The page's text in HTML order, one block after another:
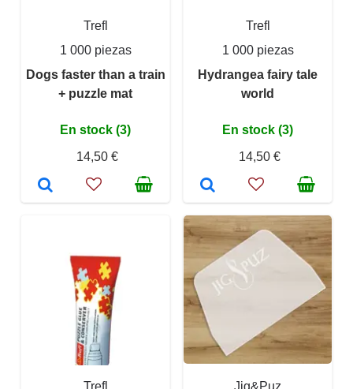
Trefl
1 000 piezas
Dogs faster than a train
+ puzzle mat
En stock (3)
14,50 €
Trefl
1 000 piezas
Hydrangea fairy tale
world
En stock (3)
14,50 €
Trefl Jig&Puz